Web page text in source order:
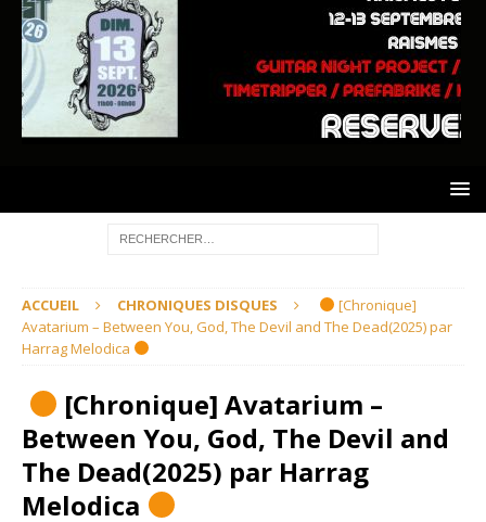
ACCUEIL CHRONIQUES DISQUES
[Chronique]
Avatarium – Between You, God, The Devil and The Dead(2025) par
Harrag Melodica
[Chronique] Avatarium –
Between You, God, The Devil and
The Dead(2025) par Harrag
Melodica